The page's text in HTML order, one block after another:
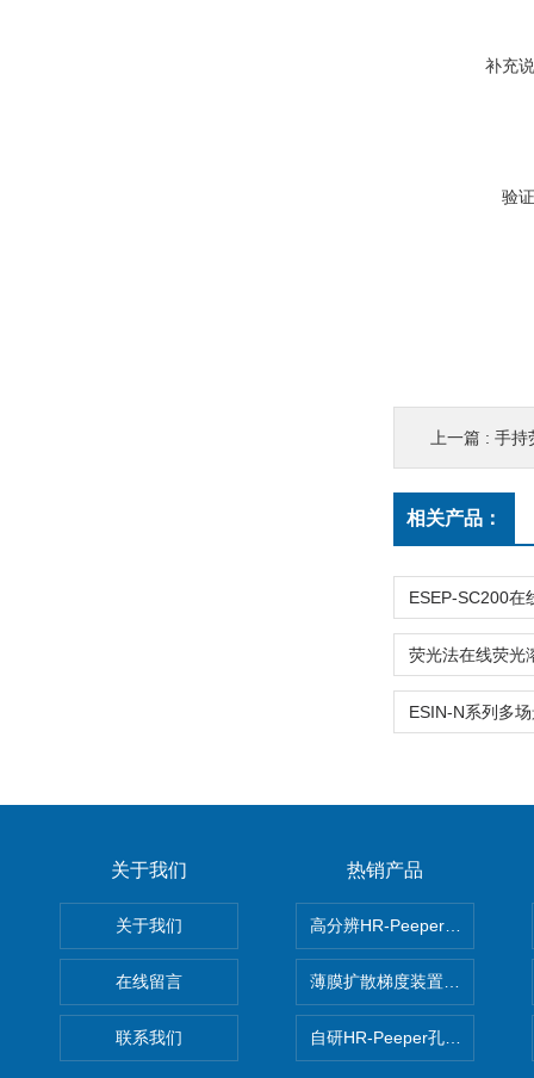
补充
验
上一篇 : 手持
相关产品：
关于我们
关于我们
在线留言
联系我们
热销产品
高分辨HR-Peeper采样器孔隙
薄膜扩散梯度装置 Agl DGT
自研HR-Peeper孔隙水采样器